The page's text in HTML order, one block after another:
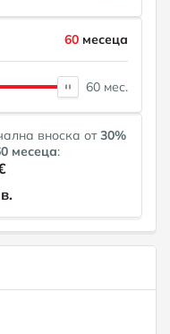
60 месеца
60 мес.
вноска от30%
месеца: